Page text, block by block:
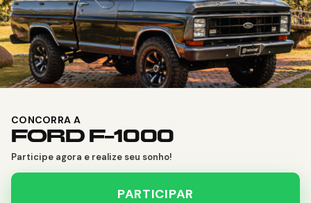
CONCORRA A
FORD F-1000
Participe agora e realize seu sonho!
PARTICIPAR